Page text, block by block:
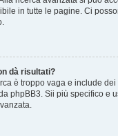
in tutte le pagine. Ci
dà risultati?
è troppo vaga e include
phpBB3. Sii più specifico e